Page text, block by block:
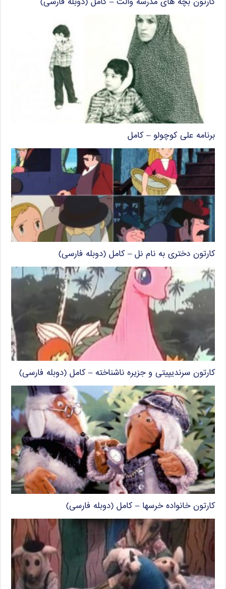
برنامه علی کوچولو – کامل
کارتون دختری به نام نل – کامل (دوبله فارسی)
کارتون سرندیپیتی و جزیره ناشناخته – کامل (دوبله فارسی)
کارتون خانواده خرسها – کامل (دوبله فارسی)